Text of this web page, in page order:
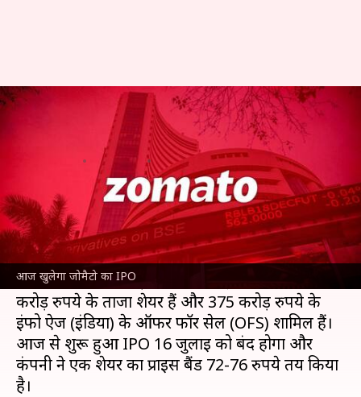
आज खुलेगा जोमैटो का IPO
आज खुलेगा जोमैटो का IPO, पैसा
लगाने से पहले जानें सभी जरूरी बातें
Jul 14, 2021 12:12 pm
क्या है खबर?
फूड ऑर्डर लेने वाली कंपनी जोमैटो आज यानी 14 जुलाई
को इनीशियल पब्लिक ऑफरिंग (IPO) ला रही है।
यह IPO 9,375 करोड़ रुपये का है। इसमें से 9,000
करोड़ रुपये के ताजा शेयर हैं और 375 करोड़ रुपये के
इंफो ऐज (इंडिया) के ऑफर फॉर सेल (OFS) शामिल हैं।
आज से शुरू हुआ IPO 16 जुलाई को बंद होगा और
कंपनी ने एक शेयर का प्राइस बैंड 72-76 रुपये तय किया
है।